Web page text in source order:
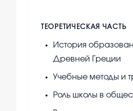
ТЕОРЕТИЧЕСКАЯ ЧАСТЬ
История
Древней Греции
Учебные методы и
Роль школы в